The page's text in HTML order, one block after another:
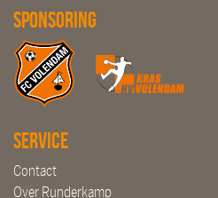
Sponsoring
Service
Contact
Over Runderkamp